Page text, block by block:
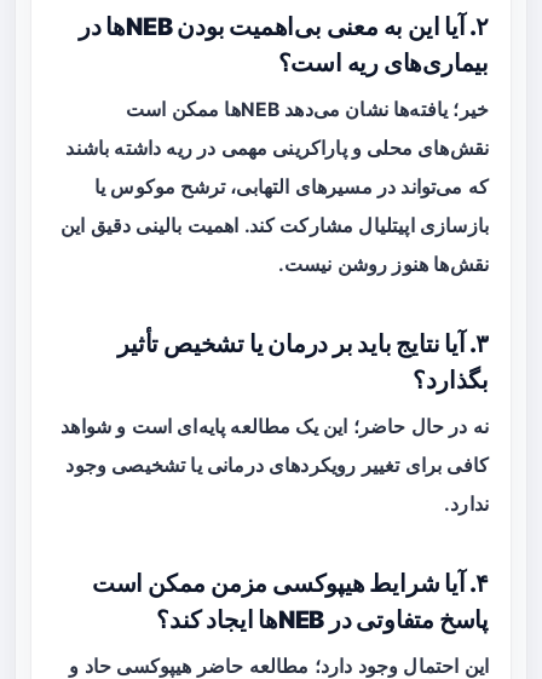
۲. آیا این به معنی بی‌اهمیت بودن NEBها در
بیماری‌های ریه است؟
خیر؛ یافته‌ها نشان می‌دهد NEBها ممکن است
نقش‌های محلی و پاراکرینی مهمی در ریه داشته باشند
که می‌تواند در مسیرهای التهابی، ترشح موکوس یا
بازسازی اپیتلیال مشارکت کند. اهمیت بالینی دقیق این
نقش‌ها هنوز روشن نیست.
۳. آیا نتایج باید بر درمان یا تشخیص تأثیر
بگذارد؟
نه در حال حاضر؛ این یک مطالعه پایه‌ای است و شواهد
کافی برای تغییر رویکردهای درمانی یا تشخیصی وجود
ندارد.
۴. آیا شرایط هیپوکسی مزمن ممکن است
پاسخ متفاوتی در NEBها ایجاد کند؟
این احتمال وجود دارد؛ مطالعه حاضر هیپوکسی حاد و